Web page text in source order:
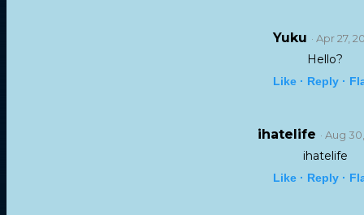
Yuku · Apr 27,
Hello?
Like · Reply ·
ihatelife · Aug
ihatelife
Like · Reply ·